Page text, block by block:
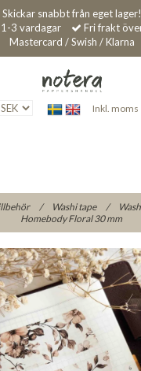
Skickar snabbt från eget lager!
3 vardagar
Fri frakt
Mastercard / Swish / Klarna
Inkl. moms
/ Washi tape /
Homebody Floral 30 mm